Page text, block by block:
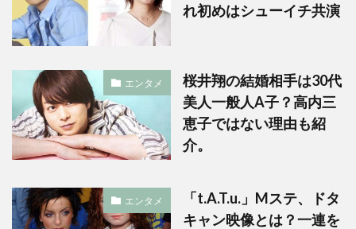
れ初めはシューイチ共演
エンタメ
桜井翔の結婚相手は30代
美人一般人A子？高内三
恵子ではない理由も紹
介。
エンタメ
「t.A.T.u.」Mステ、ドタ
キャン映像とは？一連を